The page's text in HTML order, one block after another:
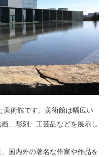
美術館です。美術館は幅広い
、彫刻、工芸品などを展示し
国内外の著名な作家や作品を